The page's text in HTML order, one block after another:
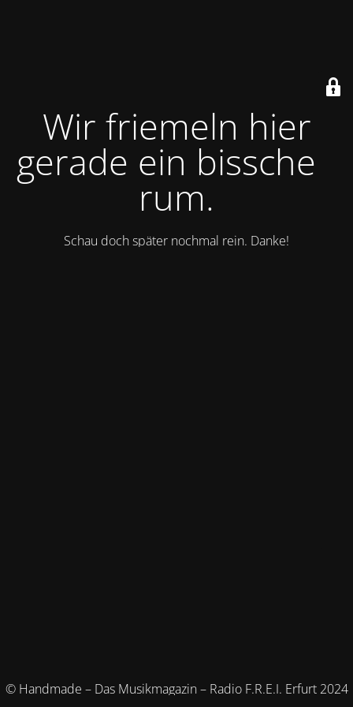
Wir friemeln hier
gerade ein bisschen
rum.
Schau doch später nochmal rein. Danke!
© Handmade – Das Musikmagazin – Radio F.R.E.I. Erfurt 2024